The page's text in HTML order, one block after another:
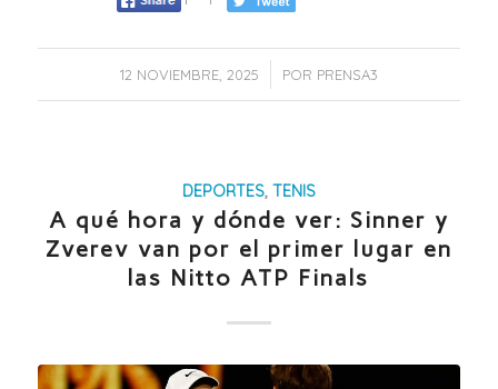
12 NOVIEMBRE, 2025
/ POR PRENSA3
DEPORTES, TENIS
A qué hora y dónde ver: Sinner y
Zverev van por el primer lugar en
las Nitto ATP Finals